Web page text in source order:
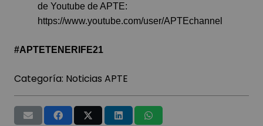
de Youtube de APTE:
https://www.youtube.com/user/APTEchannel
#APTETENERIFE21
Categoría: Noticias APTE